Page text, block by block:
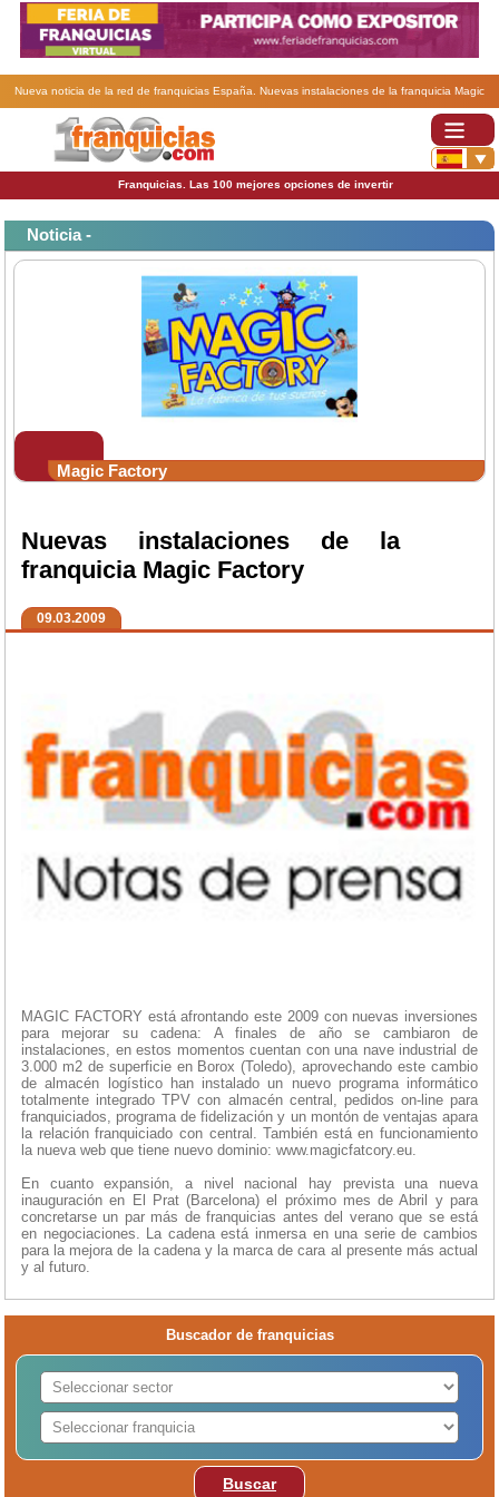
Nueva noticia de la red de franquicias España. Nuevas instalaciones de la franquicia Magic
Franquicias. Las 100 mejores opciones de invertir
Noticia -
Magic Factory
Nuevas instalaciones de la
franquicia Magic Factory
09.03.2009
MAGIC FACTORY está afrontando este 2009 con nuevas inversiones
para mejorar su cadena: A finales de año se cambiaron de
instalaciones, en estos momentos cuentan con una nave industrial de
3.000 m2 de superficie en Borox (Toledo), aprovechando este cambio
de almacén logístico han instalado un nuevo programa informático
totalmente integrado TPV con almacén central, pedidos on-line para
franquiciados, programa de fidelización y un montón de ventajas apara
la relación franquiciado con central. También está en funcionamiento
la nueva web que tiene nuevo dominio: www.magicfatcory.eu.
En cuanto expansión, a nivel nacional hay prevista una nueva
inauguración en El Prat (Barcelona) el próximo mes de Abril y para
concretarse un par más de franquicias antes del verano que se está
en negociaciones. La cadena está inmersa en una serie de cambios
para la mejora de la cadena y la marca de cara al presente más actual
y al futuro.
Buscador de franquicias
Buscar